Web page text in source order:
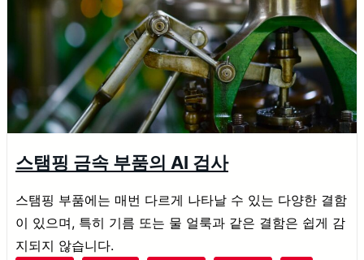
스탬핑 금속 부품의 AI 검사
스탬핑 부품에는 매번 다르게 나타날 수 있는 다양한 결함
이 있으며, 특히 기름 또는 물 얼룩과 같은 결함은 쉽게 감
지되지 않습니다.